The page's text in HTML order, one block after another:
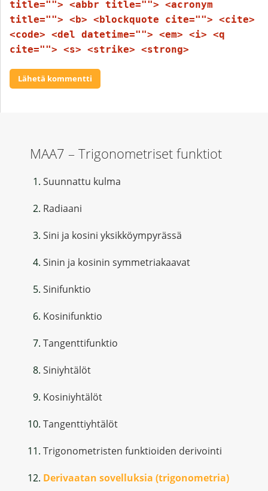
title=""> <abbr title=""> <acronym
title=""> <b> <blockquote cite=""> <cite>
<code> <del datetime=""> <em> <i> <q
cite=""> <s> <strike> <strong>
MAA7 – Trigonometriset funktiot
Suunnattu kulma
Radiaani
Sini ja kosini yksikköympyrässä
Sinin ja kosinin symmetriakaavat
Sinifunktio
Kosinifunktio
Tangenttifunktio
Siniyhtälöt
Kosiniyhtälöt
Tangenttiyhtälöt
Trigonometristen funktioiden derivointi
Derivaatan sovelluksia (trigonometria)